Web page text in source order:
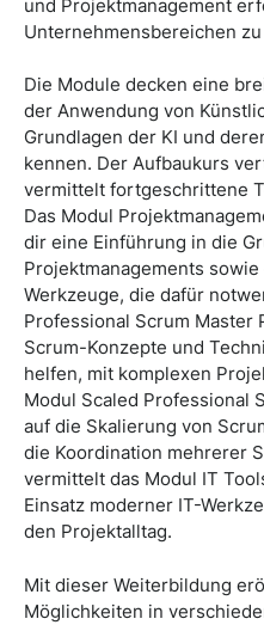
und Projektmanagement
Unternehmensbereichen
Die Module decken eine
der Anwendung von
Grundlagen der KI und
kennen. Der Aufbaukurs
vermittelt fortgeschrittene
Das Modul
dir eine Einführung in die
Projektmanagements
Werkzeuge, die dafür
Professional Scrum Master
Scrum-Konzepte und
helfen, mit komplexen
Modul Scaled Professional
auf die Skalierung von
die Koordination mehrerer
vermittelt das Modul IT
Einsatz moderner IT-
den Projektalltag.
Mit dieser Weiterbildung
Möglichkeiten in